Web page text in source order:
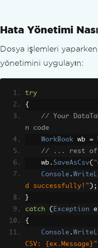
Hata Yönetimi
Dosya işlemleri
yönetimini uygulayın:
try
{
// Your
n code
WorkBook wb =
// ... rest of
    wb
. SaveAsCsv(
Console .
d successfully!" );
}
catch
( Exception
{
Console .
CSV: {ex.Message}"